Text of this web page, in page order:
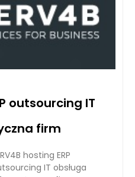
outsourcing IT
firm
hosting ERP
IT obsługa